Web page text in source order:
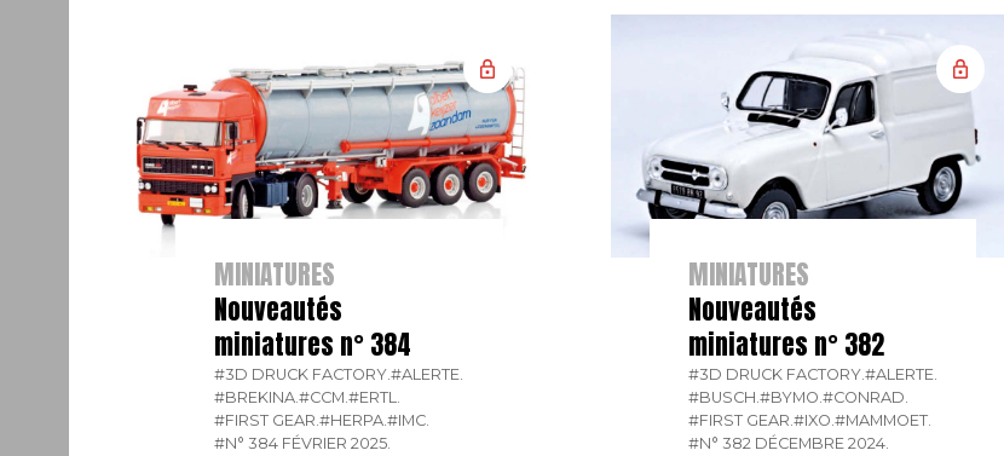
MINIATURES
Nouveautés
miniatures n° 384
#3D DRUCK FACTORY.#ALERTE.
#BREKINA.#CCM.#ERTL.
#FIRST GEAR.#HERPA.#IMC.
#N° 384 FÉVRIER 2025.
MINIATURES
Nouveautés
miniatures n° 382
#3D DRUCK FACTORY.#ALERTE.
#BUSCH.#BYMO.#CONRAD.
#FIRST GEAR.#IXO.#MAMMOET.
#N° 382 DÉCEMBRE 2024.